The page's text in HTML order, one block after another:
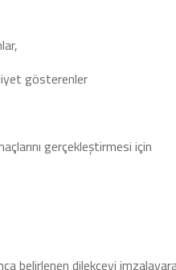
gösterenler
gerçekleştirmesi için
belirlenen dilekçeyi